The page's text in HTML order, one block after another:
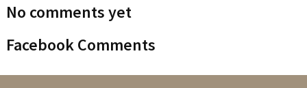
No comments yet
Facebook Comments